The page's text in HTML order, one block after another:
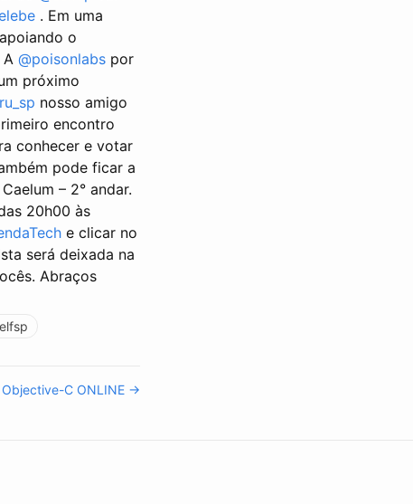
. Em uma
o
@poisonlabs por
próximo
nosso amigo
encontro
conhecer e votar
pode ficar a
– 2° andar.
20h00 às
e clicar no
será deixada na
Abraços
Objective-C ONLINE →